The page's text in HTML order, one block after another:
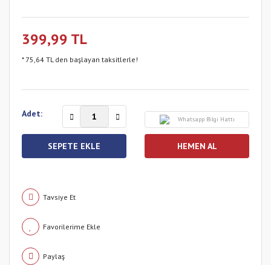
399,99 TL
* 75,64 TL den başlayan taksitlerle!
Adet:
Whatsapp Bilgi Hattı
SEPETE EKLE HEMEN AL
Tavsiye Et
Paylaş